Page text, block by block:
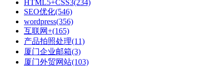
HTML5+CSS3(234)
SEO优化(546)
wordpress(356)
互联网+(165)
产品拍照处理(11)
厦门企业邮箱(3)
厦门外贸网站(103)